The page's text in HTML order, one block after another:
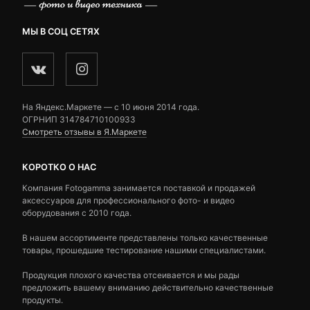
МЫ В СОЦ СЕТЯХ
На Яндекс.Маркете — c 10 июня 2014 года.
ОГРНИП 314784710100933
Смотреть отзывы в Я.Маркете
КОРОТКО О НАС
Компания Fotogamma занимается поставкой и продажей
аксессуаров для профессионального фото- и видео
оборудования с 2010 года.
В нашем ассортименте представлены только качественные
товары, прошедшие тестирование нашими специалистами.
Продукция плохого качества отсеивается и мы рады
предложить вашему вниманию действительно качественные
продукты.